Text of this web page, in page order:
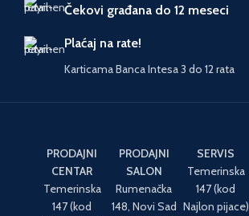
Čekovi građana do 12 meseci
Plaćaj na rate!
Karticama Banca Intesa 3 do 12 rata
PRODAJNI
CENTAR
Temerinska
147 (kod
PRODAJNI
SALON
Rumenačka
148, Novi Sad
SERVIS
Temerinska
147 (kod
Najlon pijace)